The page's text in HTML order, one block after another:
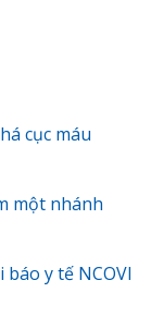
cục máu
một nhánh
y tế NCOVI